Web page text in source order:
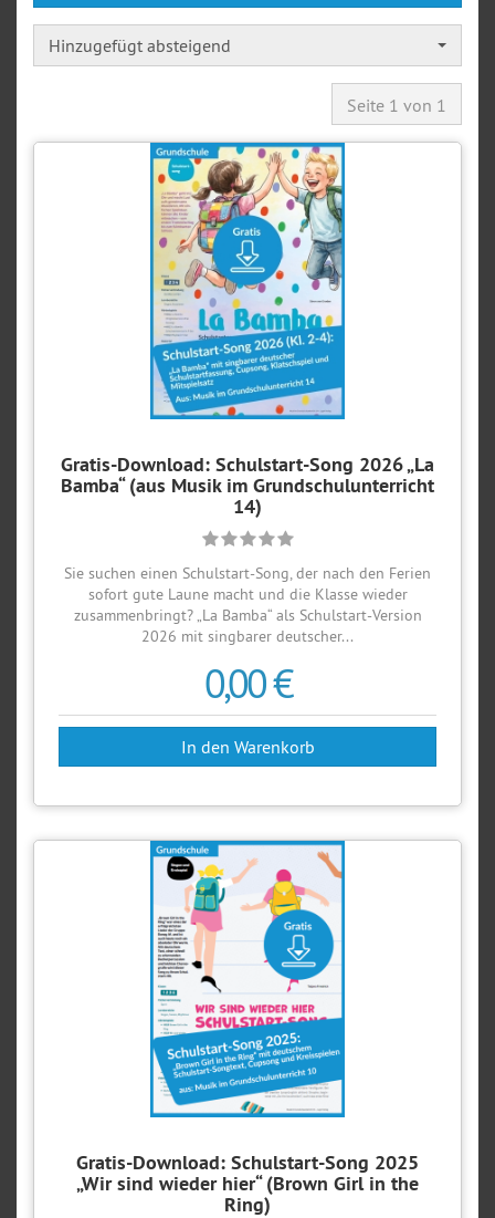
Hinzugefügt absteigend
Seite 1 von 1
Gratis-Download: Schulstart-Song 2026 „La
Bamba“ (aus Musik im Grundschulunterricht
14)
Sie suchen einen Schulstart-Song, der nach den Ferien
sofort gute Laune macht und die Klasse wieder
zusammenbringt? „La Bamba“ als Schulstart-Version
2026 mit singbarer deutscher...
0,00 €
Gratis-Download: Schulstart-Song 2025
„Wir sind wieder hier“ (Brown Girl in the
Ring)